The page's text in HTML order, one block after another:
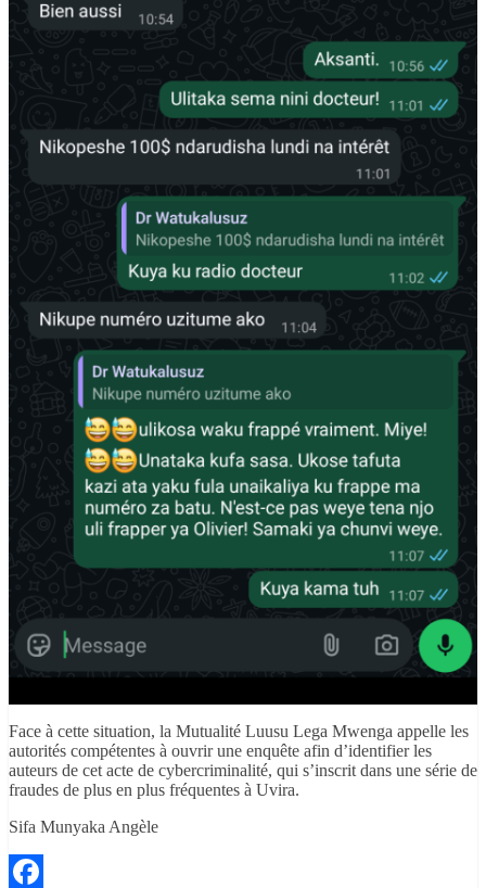
Face à cette situation, la Mutualité Luusu Lega Mwenga appelle les
autorités compétentes à ouvrir une enquête afin d’identifier les
auteurs de cet acte de cybercriminalité, qui s’inscrit dans une série de
fraudes de plus en plus fréquentes à Uvira.
Sifa Munyaka Angèle